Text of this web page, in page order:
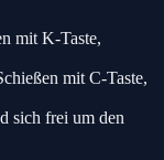
mit K-Taste,
mit C-Taste,
sich frei um den